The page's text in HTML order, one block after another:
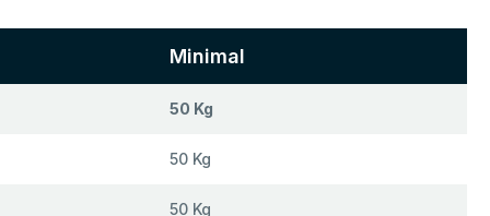
Minimal
50 Kg
50 Kg
50 Kg